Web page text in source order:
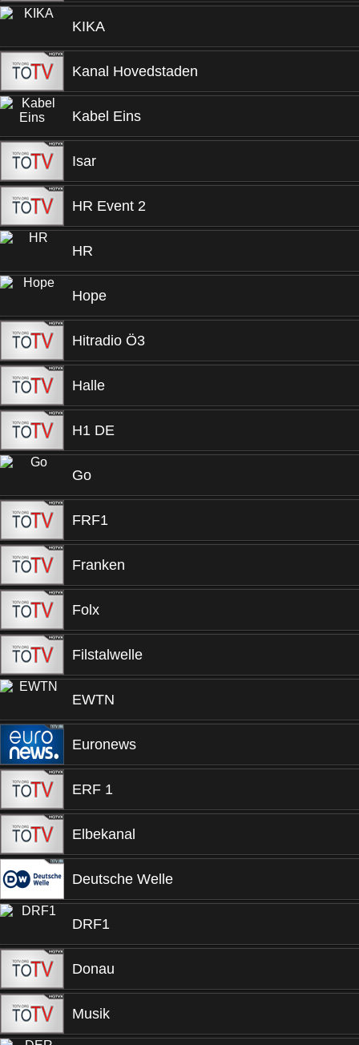
KIKA
Kanal Hovedstaden
Kabel Eins
Isar
HR Event 2
HR
Hope
Hitradio Ö3
Halle
H1 DE
Go
FRF1
Franken
Folx
Filstalwelle
EWTN
Euronews
ERF 1
Elbekanal
Deutsche Welle
DRF1
Donau
Musik